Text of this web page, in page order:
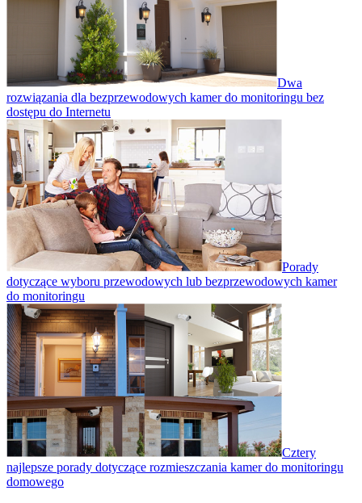
Dwa
rozwiązania dla bezprzewodowych kamer do monitoringu bez
dostępu do Internetu
Porady
dotyczące wyboru przewodowych lub bezprzewodowych kamer
do monitoringu
Cztery
najlepsze porady dotyczące rozmieszczania kamer do monitoringu
domowego